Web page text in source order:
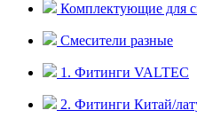
Комплектующие для
Смесители разные
1. Фитинги VALTEC
2. Фитинги Китай/